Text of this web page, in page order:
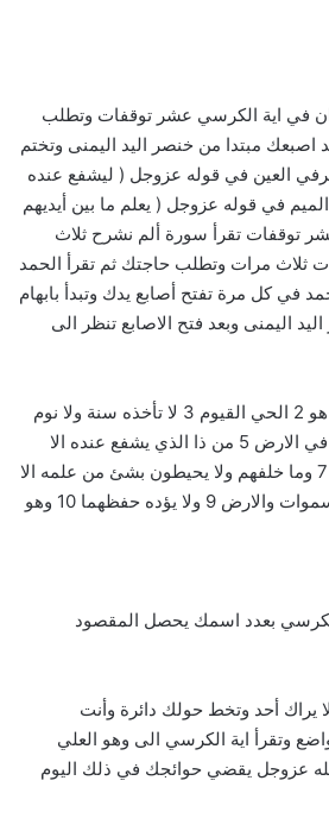
في اية الكرسي عشر توقفات وتطلب
مبتدا من خنصر اليد اليمنى وتختم
حرفي العين في قوله عزوجل ( ليشفع عنده
في قوله عزوجل ( يعلم ما بين أيديهم
توقفات تقرأ سورة ألم نشرح ثلاث
ثلاث مرات وتطلب حاجتك ثم تقرأ الحمد
في كل مرة تفتح أصابع يدك وتبدأ بابهام
اليمنى وبعد فتح الاصابع تنظر الى
وهذه التوقفات 1 لا اله الا هو 2 الحي القيوم 3 لا تأخذه سنة ولا نوم
4 له ما في السموات وما في الارض 5 من ذا الذي يشفع عنده الا
باذنه 6 يعلم ما بين أيديهم 7 وما خلفهم ولا يحيطون بشئ من علمه الا
بما شاء 8 وسع كرسيه السموات والارض 9 ولا يؤده حفظهما 10 وهو
الكرسي بعدد اسمك يحصل المقصود
يراك أحد وتخط حولك دائرة وأنت
وتقرأ اية الكرسي الى وهو العلي
عزوجل يقضي حوائجك في ذلك اليوم